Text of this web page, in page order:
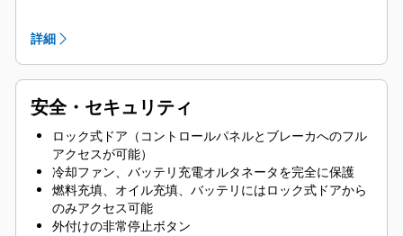
エンクロージャ外部に備え、ドレーンバルブを終
端
ラジエータフィルカバー
詳細
安全・セキュリティ
ロック式ドア（コントロールパネルとブレーカへのフル
アクセスが可能）
冷却ファン、バッテリ充電オルタネータを完全に保護
燃料充填、オイル充填、バッテリにはロック式ドアから
のみアクセス可能
外付けの非常停止ボタン